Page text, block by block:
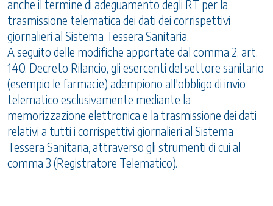
anche il termine di adeguamento degli RT per la
trasmissione telematica dei dati dei corrispettivi
giornalieri al Sistema Tessera Sanitaria.
A seguito delle modifiche apportate dal comma 2, art.
140, Decreto Rilancio, gli esercenti del settore sanitario
(esempio le farmacie) adempiono all'obbligo di invio
telematico esclusivamente mediante la
memorizzazione elettronica e la trasmissione dei dati
relativi a tutti i corrispettivi giornalieri al Sistema
Tessera Sanitaria, attraverso gli strumenti di cui al
comma 3 (Registratore Telematico).